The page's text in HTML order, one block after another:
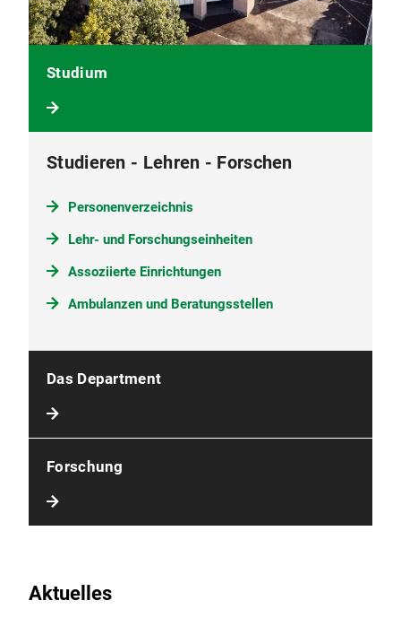
Studieren - Lehren - Forschen
Personenverzeichnis
Lehr- und Forschungseinheiten
Assoziierte Einrichtungen
Ambulanzen und Beratungsstellen
Studium
Das Department
Forschung
Aktuelles